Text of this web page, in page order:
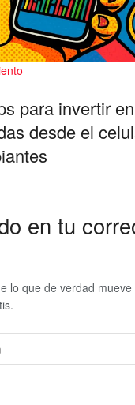
para invertir en
desde el
en tu
lo que de verdad